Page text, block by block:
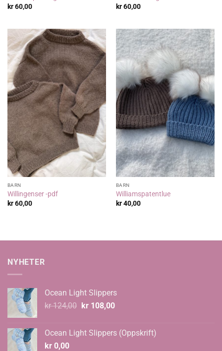
kr60,00
kr60,00
BARN
Willingenser -pdf
kr60,00
BARN
Williamspatentlue
kr40,00
NYHETER
Ocean Light Slippers
kr124,00 Opprinnelig
kr 124,00.
kr108,00Nåværende
kr 108,00.
Ocean Light Slippers (Oppskrift)
kr 0,00